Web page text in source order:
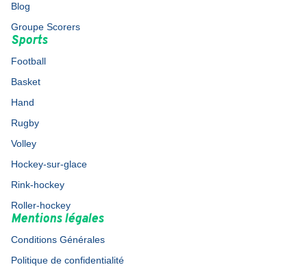
Blog
Groupe Scorers
Sports
Football
Basket
Hand
Rugby
Volley
Hockey-sur-glace
Rink-hockey
Roller-hockey
Mentions légales
Conditions Générales
Politique de confidentialité